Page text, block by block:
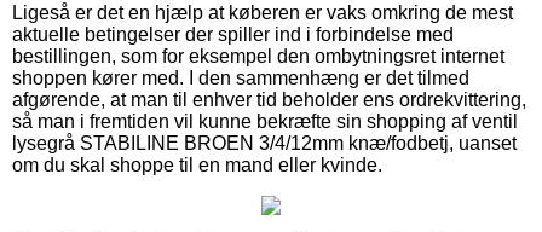
Ligeså er det en hjælp at køberen er vaks omkring de mest
aktuelle betingelser der spiller ind i forbindelse med
bestillingen, som for eksempel den ombytningsret internet
shoppen kører med. I den sammenhæng er det tilmed
afgørende, at man til enhver tid beholder ens ordrekvittering,
så man i fremtiden vil kunne bekræfte sin shopping af ventil
lysegrå STABILINE BROEN 3/4/12mm knæ/fodbetj, uanset
om du skal shoppe til en mand eller kvinde.